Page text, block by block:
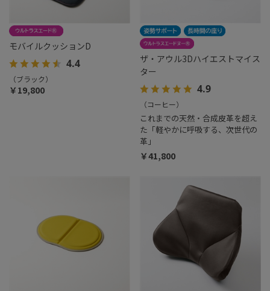
モバイルクッションD
4.4
（ブラック）
￥19,800
ザ・アウル3Dハイエストマイス
ター
4.9
（コーヒー）
これまでの天然・合成皮革を超え
た「軽やかに呼吸する、次世代の
革」
￥41,800